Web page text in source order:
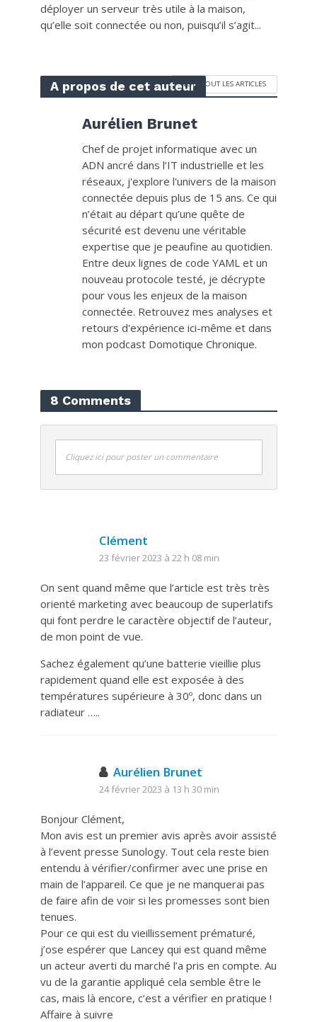
déployer un serveur très utile à la maison,
qu’elle soit connectée ou non, puisqu’il s’agit...
A propos de cet auteurVOIR TOUT LES ARTICLES
Aurélien Brunet
Chef de projet informatique avec un
ADN ancré dans l’IT industrielle et les
réseaux, j'explore l'univers de la maison
connectée depuis plus de 15 ans. Ce qui
n’était au départ qu’une quête de
sécurité est devenu une véritable
expertise que je peaufine au quotidien.
Entre deux lignes de code YAML et un
nouveau protocole testé, je décrypte
pour vous les enjeux de la maison
connectée. Retrouvez mes analyses et
retours d'expérience ici-même et dans
mon podcast Domotique Chronique.
8 Comments
Cliquez ici pour poster un commentaire
Clément
23 février 2023 à 22 h 08 min
On sent quand même que l’article est très très
orienté marketing avec beaucoup de superlatifs
qui font perdre le caractère objectif de l’auteur,
de mon point de vue.
Sachez également qu’une batterie vieillie plus
rapidement quand elle est exposée à des
températures supérieure à 30º, donc dans un
radiateur …..
Aurélien Brunet
24 février 2023 à 13 h 30 min
Bonjour Clément,
Mon avis est un premier avis après avoir assisté
à l’event presse Sunology. Tout cela reste bien
entendu à vérifier/confirmer avec une prise en
main de l’appareil. Ce que je ne manquerai pas
de faire afin de voir si les promesses sont bien
tenues.
Pour ce qui est du vieillissement prématuré,
j’ose espérer que Lancey qui est quand même
un acteur averti du marché l’a pris en compte. Au
vu de la garantie appliqué cela semble être le
cas, mais là encore, c’est a vérifier en pratique !
Affaire à suivre